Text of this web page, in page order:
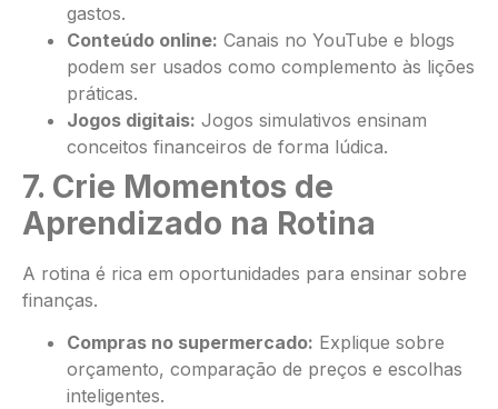
gastos.
Conteúdo online: Canais no YouTube e blogs
podem ser usados como complemento às lições
práticas.
Jogos digitais: Jogos simulativos ensinam
conceitos financeiros de forma lúdica.
7. Crie Momentos de
Aprendizado na Rotina
A rotina é rica em oportunidades para ensinar sobre
finanças.
Compras no supermercado: Explique sobre
orçamento, comparação de preços e escolhas
inteligentes.